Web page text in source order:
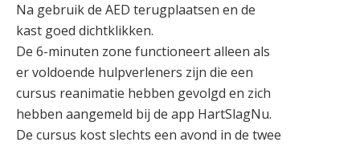
Na gebruik de AED terugplaatsen en de
kast goed dichtklikken.
De 6-minuten zone functioneert alleen als
er voldoende hulpverleners zijn die een
cursus reanimatie hebben gevolgd en zich
hebben aangemeld bij de app HartSlagNu.
De cursus kost slechts een avond in de twee